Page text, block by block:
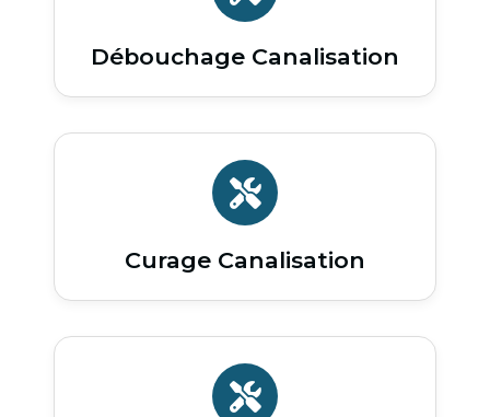
Débouchage Canalisation
Curage Canalisation